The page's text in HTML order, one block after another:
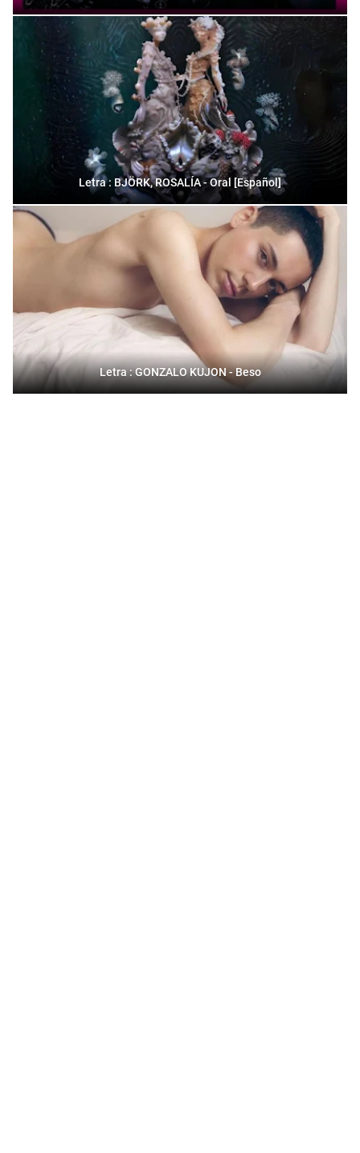
Letra : BJÖRK, ROSALÍA - Oral [Español]
Letra : GONZALO KUJON - Beso